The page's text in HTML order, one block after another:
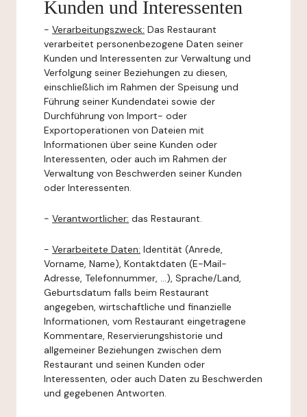
Kunden und Interessenten
- Verarbeitungszweck: Das Restaurant
verarbeitet personenbezogene Daten seiner
Kunden und Interessenten zur Verwaltung und
Verfolgung seiner Beziehungen zu diesen,
einschließlich im Rahmen der Speisung und
Führung seiner Kundendatei sowie der
Durchführung von Import- oder
Exportoperationen von Dateien mit
Informationen über seine Kunden oder
Interessenten, oder auch im Rahmen der
Verwaltung von Beschwerden seiner Kunden
oder Interessenten.
- Verantwortlicher: das Restaurant.
- Verarbeitete Daten: Identität (Anrede,
Vorname, Name), Kontaktdaten (E-Mail-
Adresse, Telefonnummer, ...), Sprache/Land,
Geburtsdatum falls beim Restaurant
angegeben, wirtschaftliche und finanzielle
Informationen, vom Restaurant eingetragene
Kommentare, Reservierungshistorie und
allgemeiner Beziehungen zwischen dem
Restaurant und seinen Kunden oder
Interessenten, oder auch Daten zu Beschwerden
und gegebenen Antworten.